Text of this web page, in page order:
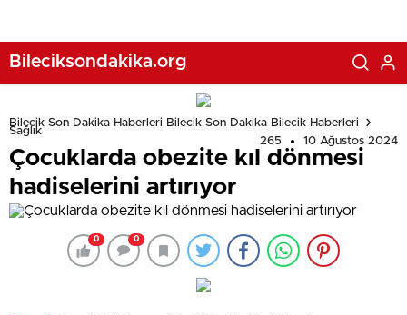
Bileciksondakika.org
Bilecik Son Dakika Haberleri Bilecik Son Dakika Bilecik Haberleri
Sağlık
265
10 Ağustos 2024
Çocuklarda obezite kıl dönmesi
hadiselerini artırıyor
0 0